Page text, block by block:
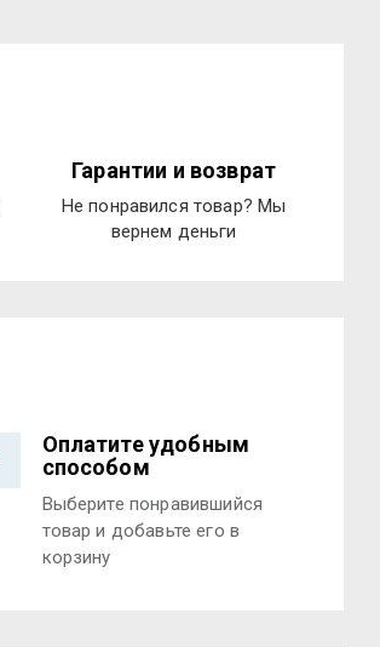
Гарантии и возврат
Не понравился товар? Мы
вернем деньги
Оплатите удобным
способом
Выберите понравившийся
товар и добавьте его в
корзину